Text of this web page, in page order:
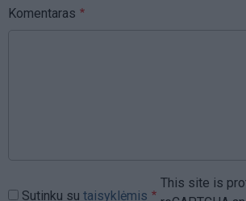
Komentaras
Sutinku su taisyklėmis
This site is